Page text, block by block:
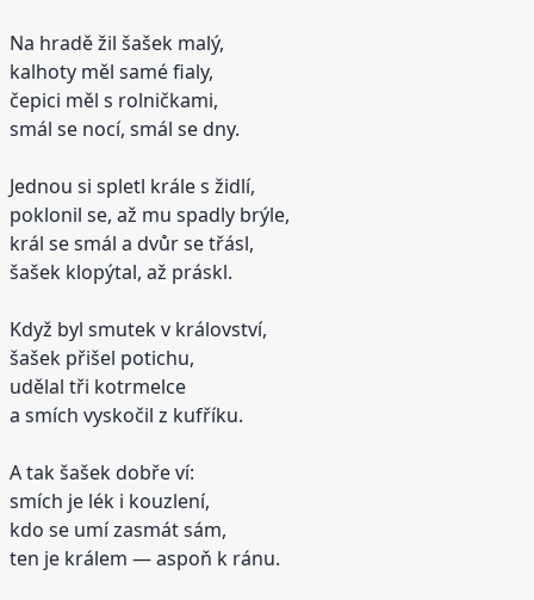
Na hradě žil šašek malý,
kalhoty měl samé fialy,
čepici měl s rolničkami,
smál se nocí, smál se dny.
Jednou si spletl krále s židlí,
poklonil se, až mu spadly brýle,
král se smál a dvůr se třásl,
šašek klopýtal, až práskl.
Když byl smutek v království,
šašek přišel potichu,
udělal tři kotrmelce
a smích vyskočil z kufříku.
A tak šašek dobře ví:
smích je lék i kouzlení,
kdo se umí zasmát sám,
ten je králem — aspoň k ránu.